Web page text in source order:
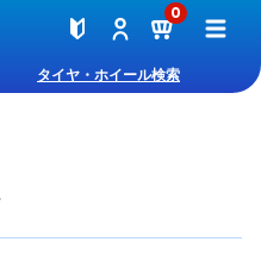
0
タイヤ・ホイール検索